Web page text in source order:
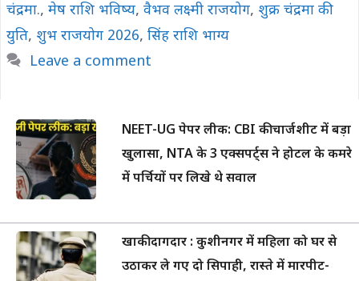
चंद्रमा., मेष राशि भविष्य, वैभव लक्ष्मी राजयोग, शुक्र चंद्रमा की
युति, शुभ राजयोग 2026, सिंह राशि भाग्य
Leave a comment
NEET-UG पेपर लीक: CBI की चार्जशीट में बड़ा
खुलासा, NTA के 3 एक्सपर्ट्स ने होटल के कमरे
में पर्चियों पर लिखे थे सवाल
खाकी दागदार : कुशीनगर में महिला को घर से
उठाकर ले गए दो सिपाही, रास्ते में मारपीट-